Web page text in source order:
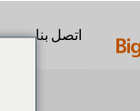
اتصل بنا